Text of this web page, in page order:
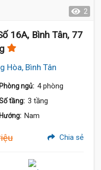
2
16A, Bình Tân, 77
Hòa, Bình Tân
Phòng ngủ: 4 phòng
tầng: 3 tầng
Hướng: Nam
Chia sẻ